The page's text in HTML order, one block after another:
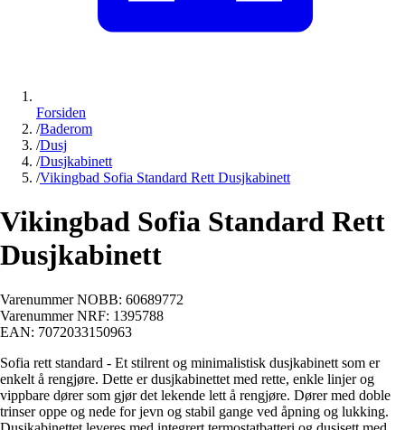
Forsiden
/Baderom
/Dusj
/Dusjkabinett
/Vikingbad Sofia Standard Rett Dusjkabinett
Vikingbad Sofia Standard Rett
Dusjkabinett
Varenummer NOBB: 60689772
Varenummer NRF: 1395788
EAN: 7072033150963
Sofia rett standard - Et stilrent og minimalistisk dusjkabinett som er
enkelt å rengjøre. Dette er dusjkabinettet med rette, enkle linjer og
vippbare dører som gjør det lekende lett å rengjøre. Dører med doble
trinser oppe og nede for jevn og stabil gange ved åpning og lukking.